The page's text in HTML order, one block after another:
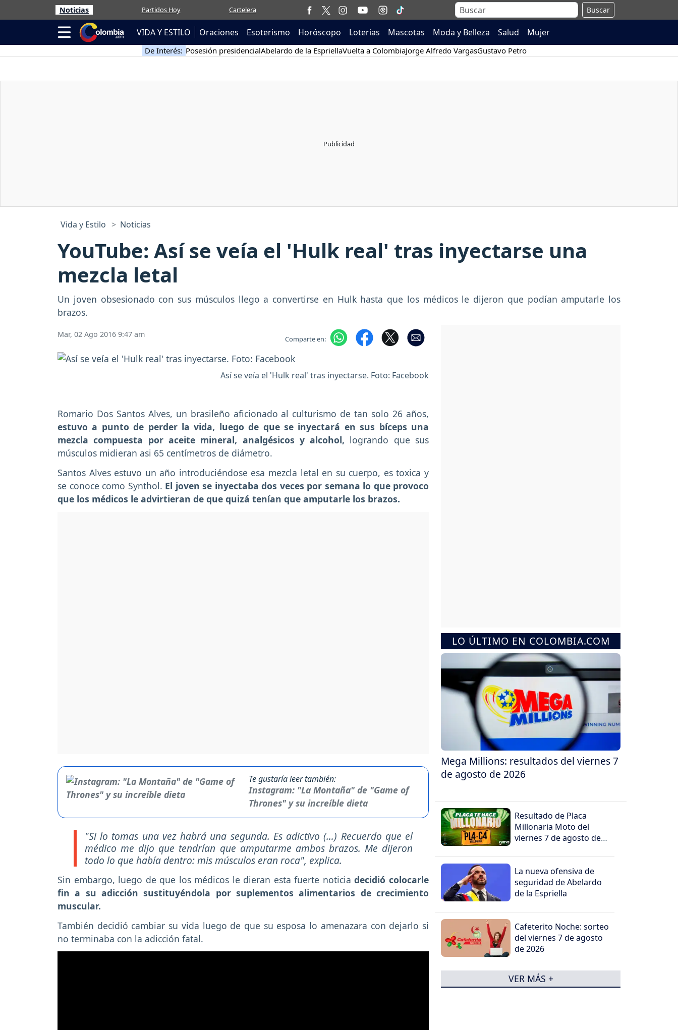
Noticias Partidos Hoy Cartelera Buscar
VIDA Y ESTILO Oraciones Esoterismo Horóscopo Loterias Mascotas Moda y Belleza Salud Mujer
De Interés: Posesión presidencialAbelardo de la EspriellaVuelta a ColombiaJorge Alfredo VargasGustavo Petro
Vida y Estilo Noticias
YouTube: Así se veía el 'Hulk real' tras inyectarse una
mezcla letal
Un joven obsesionado con sus músculos llego a convertirse en Hulk hasta que los médicos le dijeron que podían amputarle los
brazos.
Mar, 02 Ago 2016 9:47 am Comparte en:
Así se veía el 'Hulk real' tras inyectarse. Foto: Facebook
Romario Dos Santos Alves, un brasileño aficionado al culturismo de tan solo 26 años,
estuvo a punto de perder la vida, luego de que se inyectará en sus bíceps una
mezcla compuesta por aceite mineral, analgésicos y alcohol, logrando que sus
músculos midieran asi 65 centímetros de diámetro.
Santos Alves estuvo un año introduciéndose esa mezcla letal en su cuerpo, es toxica y
se conoce como Synthol. El joven se inyectaba dos veces por semana lo que provoco
que los médicos le advirtieran de que quizá tenían que amputarle los brazos.
Te gustaría leer también:
Instagram: "La Montaña" de "Game of
Thrones" y su increíble dieta
"Si lo tomas una vez habrá una segunda. Es adictivo (…) Recuerdo que el
médico me dijo que tendrían que amputarme ambos brazos. Me dijeron
todo lo que había dentro: mis músculos eran roca", explica.
Sin embargo, luego de que los médicos le dieran esta fuerte noticiadecidió colocarle
fin a su adicción sustituyéndola por suplementos alimentarios de crecimiento
muscular.
También decidió cambiar su vida luego de que su esposa lo amenazara con dejarlo si
no terminaba con la adicción fatal.
LO ÚLTIMO EN COLOMBIA.COM
Mega Millions: resultados del viernes 7
de agosto de 2026
Resultado de Placa
Millonaria Moto del
viernes 7 de agosto de
La nueva ofensiva de
seguridad de Abelardo
de la Espriella
Cafeterito Noche: sorteo
del viernes 7 de agosto
de 2026
VER MÁS +